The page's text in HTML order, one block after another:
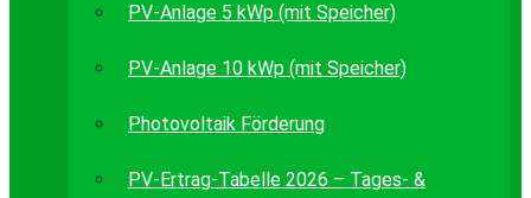
PV-Anlage 5 kWp (mit Speicher)
PV-Anlage 10 kWp (mit Speicher)
Photovoltaik Förderung
PV-Ertrag-Tabelle 2026 – Tages- &